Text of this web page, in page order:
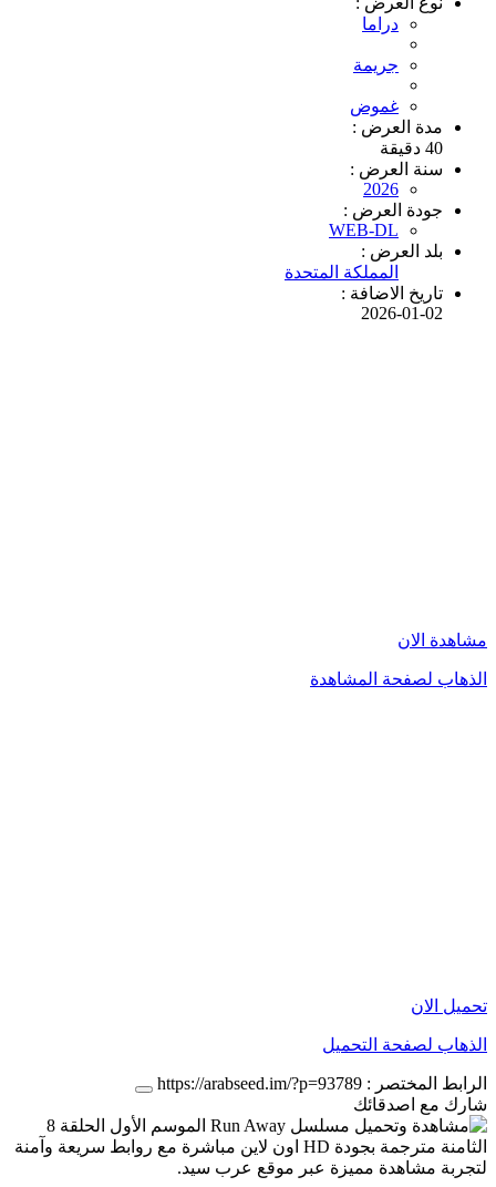
دراما
جريمة
غموض
مدة العرض :
40 دقيقة
سنة العرض :
2026
جودة العرض :
WEB-DL
بلد العرض :
المملكة المتحدة
تاريخ الاضافة :
2026-01-02
مشاهدة الان
الذهاب لصفحة المشاهدة
تحميل الان
الذهاب لصفحة التحميل
الرابط المختصر : https://arabseed.im/?p=93789
شارك مع اصدقائك